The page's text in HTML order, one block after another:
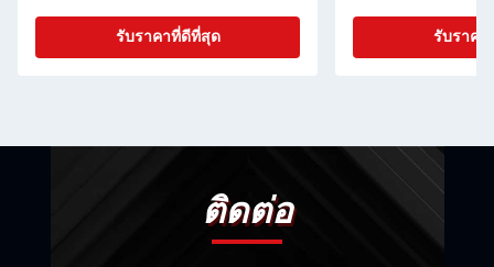
รับราคาที่ดีที่สุด รับราคา
ติดต่อ